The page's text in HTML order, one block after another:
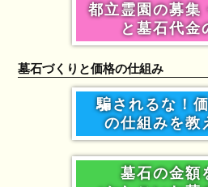
都立霊園の募集
と墓石代金
墓石づくりと価格の仕組み
騙されるな！
の仕組みを教
墓石の金額